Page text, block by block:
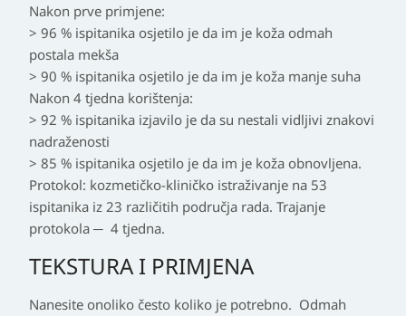
Nakon prve primjene:
> 96 % ispitanika osjetilo je da im je koža odmah
postala mekša
> 90 % ispitanika osjetilo je da im je koža manje suha
Nakon 4 tjedna korištenja:
> 92 % ispitanika izjavilo je da su nestali vidljivi znakovi
nadraženosti
> 85 % ispitanika osjetilo je da im je koža obnovljena.
Protokol: kozmetičko-kliničko istraživanje na 53
ispitanika iz 23 različitih područja rada. Trajanje
protokola ─ 4 tjedna.
TEKSTURA I PRIMJENA
Nanesite onoliko često koliko je potrebno. Odmah